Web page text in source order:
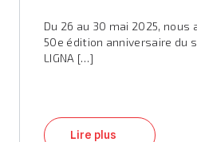
Du 26 au 30 mai 2025, nous
50e édition anniversaire du
LIGNA […]
Lire plus